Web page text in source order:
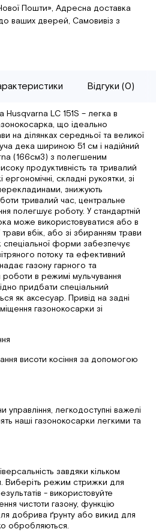
Пошти», Адресна доставка
ваших дверей, Самовивіз з
Відгуки (0)
Husqvarna LC 151S – легка в
що ідеально
на ділянках середньої та великої
дека шириною 51 см і надійний
(166см3) з полегшеним
продуктивність та тривалий
складні рукоятки, зі
знижують
тривалий час, центральне
полегшує роботу. У стандартній
може використовуватися або в
вбік, або зі збиранням трави
спеціальної форми забезпечує
потоку та ефективний
газону гарного та
роботи в режимі мульчування
придбати спеціальний
як аксесуар. Привід на задні
газонокосарки зі
висоти косіння за допомогою
управління, легкодоступні важелі
наші газонокосарки легкими та
завдяки кільком
Виберіть режим стрижки для
- використовуйте
чистоти газону, функцію
добрива ґрунту або викид для
обробляються.